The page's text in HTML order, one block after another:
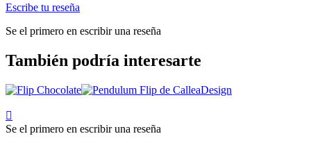
Escribe tu reseña
Se el primero en escribir una reseña
También podría interesarte

Se el primero en escribir una reseña